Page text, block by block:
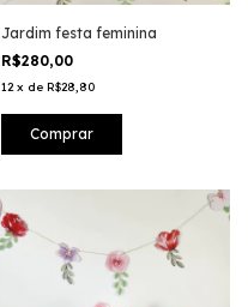
Jardim festa feminina
R$280,00
12 x de R$28,80